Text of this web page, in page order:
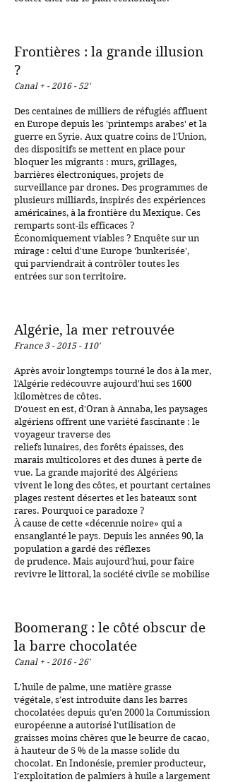
Frontières : la grande illusion
?
Canal + - 2016 - 52'
Des centaines de milliers de réfugiés affluent
en Europe depuis les 'printemps arabes' et la
guerre en Syrie. Aux quatre coins de l'Union,
des dispositifs se mettent en place pour
bloquer les migrants : murs, grillages,
barrières électroniques, projets de
surveillance par drones. Des programmes de
plusieurs milliards, inspirés des expériences
américaines, à la frontière du Mexique. Ces
remparts sont-ils efficaces ?
Économiquement viables ? Enquête sur un
mirage : celui d'une Europe 'bunkerisée',
qui parviendrait à contrôler toutes les
entrées sur son territoire.
Algérie, la mer retrouvée
France 3 - 2015 - 110'
Après avoir longtemps tourné le dos à la mer,
l'Algérie redécouvre aujourd'hui ses 1600
kilomètres de côtes.
D'ouest en est, d'Oran à Annaba, les paysages
algériens offrent une variété fascinante : le
voyageur traverse des
reliefs lunaires, des forêts épaisses, des
marais multicolores et des dunes à perte de
vue. La grande majorité des Algériens
vivent le long des côtes, et pourtant certaines
plages restent désertes et les bateaux sont
rares. Pourquoi ce paradoxe ?
À cause de cette «décennie noire» qui a
ensanglanté le pays. Depuis les années 90, la
population a gardé des réflexes
de prudence. Mais aujourd'hui, pour faire
revivre le littoral, la société civile se mobilise
Boomerang : le côté obscur de
la barre chocolatée
Canal + - 2016 - 26'
L'huile de palme, une matière grasse
végétale, s’est introduite dans les barres
chocolatées depuis qu’en 2000 la Commission
européenne a autorisé l’utilisation de
graisses moins chères que le beurre de cacao,
à hauteur de 5 % de la masse solide du
chocolat. En Indonésie, premier producteur,
l’exploitation de palmiers à huile a largement